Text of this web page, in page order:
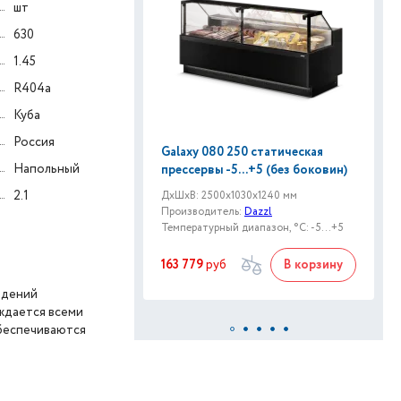
шт
630
1.45
R404a
Куба
Россия
Напольный
2.1
всеми
Galaxy 080 250 статическая
прессервы -5...+5 (без боковин)
ДxШxВ: 2500x1030x1240 мм
Производитель: Dazzl
Температурный диапазон, °C: -5...+5
163 779руб В корзину